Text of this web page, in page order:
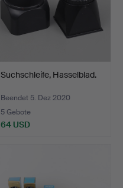
Suchschleife, Hasselblad.
Beendet 5. Dez 2020
5 Gebote
64 USD